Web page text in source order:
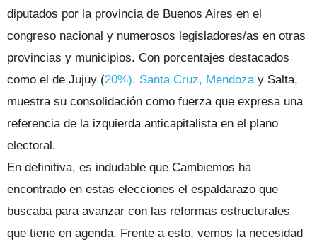
diputados por la provincia de Buenos Aires en el
congreso nacional y numerosos legisladores/as en otras
provincias y municipios. Con porcentajes destacados
como el de Jujuy (20%), Santa Cruz, Mendozay Salta,
muestra su consolidación como fuerza que expresa una
referencia de la izquierda anticapitalista en el plano
electoral.
En definitiva, es indudable que Cambiemos ha
encontrado en estas elecciones el espaldarazo que
buscaba para avanzar con las reformas estructurales
que tiene en agenda. Frente a esto, vemos la necesidad